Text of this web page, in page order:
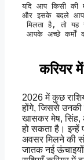
यदि आप किसी की
और इसके बदले
मिलता है, तो
आपके अच्छे कर्मों
करियर
2026 में कुछ
होंगे, जिससे
खासकर मेष, सिंह,
हो सकता है। इन्हें
अवसर मिलने की
जातक नई